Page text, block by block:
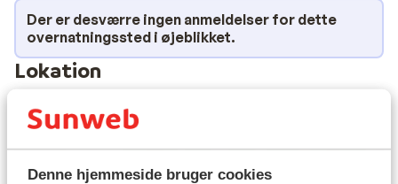
Denne hjemmeside bruger cookies
Der er desværre ingen anmeldelser for dette
overnatningssted i øjeblikket.
Lokation
Se på kort